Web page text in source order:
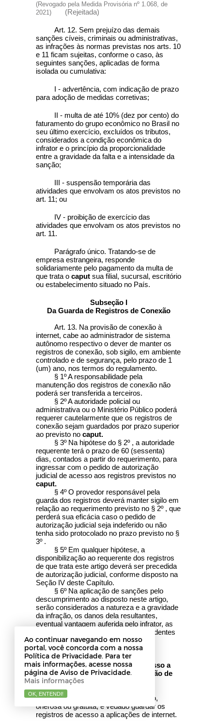
(Revogado pela Medida Provisória nº 1.068, de
2021)
(Rejeitada)
Art. 12. Sem prejuízo das demais
sanções cíveis, criminais ou administrativas,
as infrações às normas previstas nos arts. 10
e 11 ficam sujeitas, conforme o caso, às
seguintes sanções, aplicadas de forma
isolada ou cumulativa:
I - advertência, com indicação de prazo
para adoção de medidas corretivas;
II - multa de até 10% (dez por cento) do
faturamento do grupo econômico no Brasil no
seu último exercício, excluídos os tributos,
considerados a condição econômica do
infrator e o princípio da proporcionalidade
entre a gravidade da falta e a intensidade da
sanção;
III - suspensão temporária das
atividades que envolvam os atos previstos no
art. 11; ou
IV - proibição de exercício das
atividades que envolvam os atos previstos no
art. 11.
Parágrafo único. Tratando-se de
empresa estrangeira, responde
solidariamente pelo pagamento da multa de
que trata o caput sua filial, sucursal, escritório
ou estabelecimento situado no País.
Subseção I
Da Guarda de Registros de Conexão
Art. 13. Na provisão de conexão à
internet, cabe ao administrador de sistema
autônomo respectivo o dever de manter os
registros de conexão, sob sigilo, em ambiente
controlado e de segurança, pelo prazo de 1
(um) ano, nos termos do regulamento.
§ 1º A responsabilidade pela
manutenção dos registros de conexão não
poderá ser transferida a terceiros.
§ 2º A autoridade policial ou
administrativa ou o Ministério Público poderá
requerer cautelarmente que os registros de
conexão sejam guardados por prazo superior
ao previsto no caput.
§ 3º Na hipótese do § 2º , a autoridade
requerente terá o prazo de 60 (sessenta)
dias, contados a partir do requerimento, para
ingressar com o pedido de autorização
judicial de acesso aos registros previstos no
caput.
§ 4º O provedor responsável pela
guarda dos registros deverá manter sigilo em
relação ao requerimento previsto no § 2º , que
perderá sua eficácia caso o pedido de
autorização judicial seja indeferido ou não
tenha sido protocolado no prazo previsto no §
3º .
§ 5º Em qualquer hipótese, a
disponibilização ao requerente dos registros
de que trata este artigo deverá ser precedida
de autorização judicial, conforme disposto na
Seção IV deste Capítulo.
§ 6º Na aplicação de sanções pelo
descumprimento ao disposto neste artigo,
serão considerados a natureza e a gravidade
da infração, os danos dela resultantes,
eventual vantagem auferida pelo infrator, as
circunstâncias agravantes, os antecedentes
do infrator e a reincidência.
Subseção II
Da Guarda de Registros de Acesso a
Aplicações de Internet na Provisão de
Art. 14. Na provisão de conexão,
onerosa ou gratuita, é vedado guardar os
registros de acesso a aplicações de internet.
Ao continuar navegando em nosso
portal, você concorda com a nossa
Política de Privacidade. Para ter
mais informações, acesse nossa
página de Aviso de Privacidade.
Mais informações
OK, ENTENDI!